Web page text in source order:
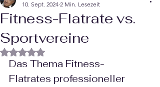
Fitness-Flatrate vs.
Sportvereine
10. Sept. 2024 2 Min. Lesezeit
Mit NaN von 5 Sternen bewertet.
Das Thema Fitness-
Flatrates professioneller